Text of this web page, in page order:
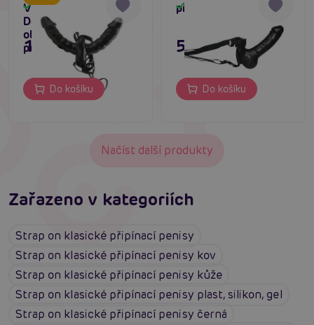
Vibrating Double
Delight Strap-On,
oboustraný připínací
penis
Skladem
1 395 Kč
Do košíku
připínací penis
585 Kč
Do košíku
Načíst další produkty
Zařazeno v kategoriích
Strap on klasické připínací penisy
Strap on klasické připínací penisy kov
Strap on klasické připínací penisy kůže
Strap on klasické připínací penisy plast, silikon, gel
Strap on klasické připínací penisy černá